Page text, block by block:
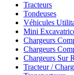
Tracteurs
Tondeuses
Véhicules
Mini
Chargeurs
Chargeurs
Chargeurs Sur
Tracteur /